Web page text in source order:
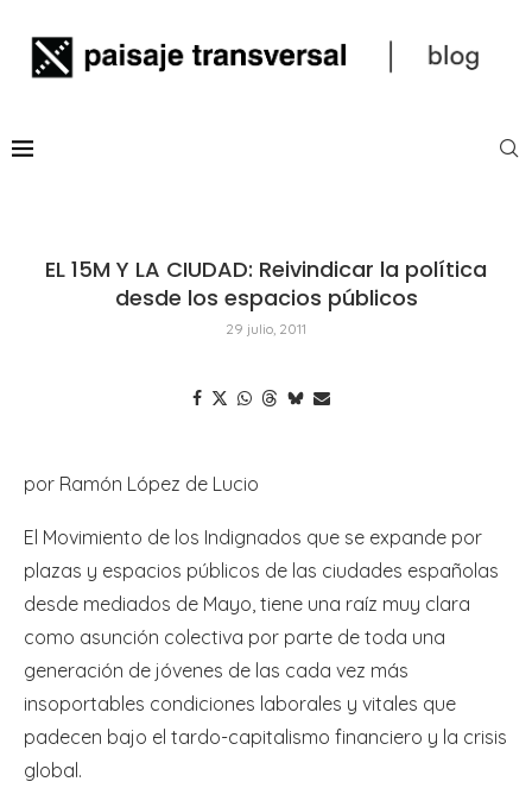
EL 15M Y LA CIUDAD: Reivindicar la política
desde los espacios públicos
29 julio, 2011
por Ramón López de Lucio
El Movimiento de los Indignados que se expande por
plazas y espacios públicos de las ciudades españolas
desde mediados de Mayo, tiene una raíz muy clara
como asunción colectiva por parte de toda una
generación de jóvenes de las cada vez más
insoportables condiciones laborales y vitales que
padecen bajo el tardo-capitalismo financiero y la crisis
global.